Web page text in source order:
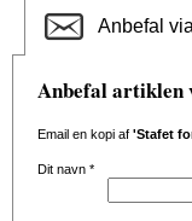
Anbefal
Anbefal artiklen
Email en kopi af 'Stafet
Dit navn *